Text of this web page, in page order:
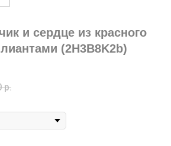
и сердце из красного
(2H3B8K2b)
р.